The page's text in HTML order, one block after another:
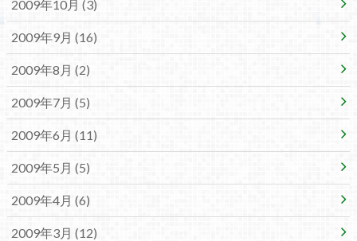
2009年10月 (3)
2009年9月 (16)
2009年8月 (2)
2009年7月 (5)
2009年6月 (11)
2009年5月 (5)
2009年4月 (6)
2009年3月 (12)